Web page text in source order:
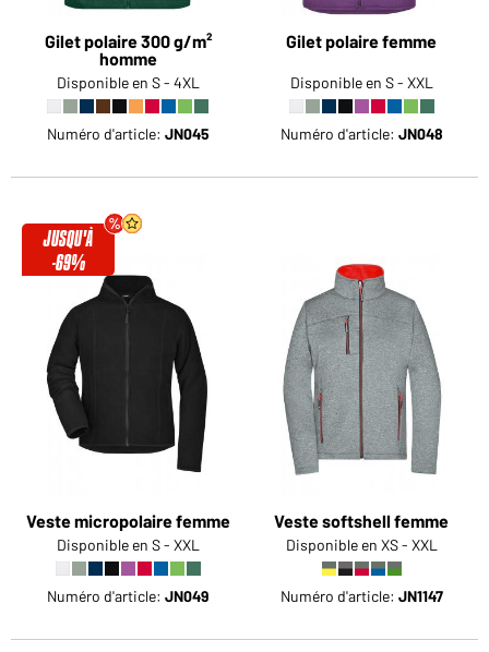
Gilet polaire 300 g/m²
homme
Disponible en S - 4XL
Numéro d'article: JN045
Gilet polaire femme
Disponible en S - XXL
Numéro d'article: JN048
JUSQU'À
-69%
Veste micropolaire femme
Disponible en S - XXL
Numéro d'article: JN049
Veste softshell femme
Disponible en XS - XXL
Numéro d'article: JN1147